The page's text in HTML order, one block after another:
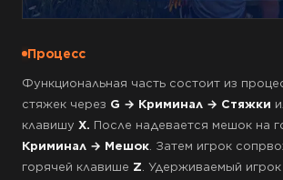
Процесс
Функциональная часть состоит из
стяжек через G → Криминал → Стяжки
клавишу X. После надевается мешок на
Криминал → Мешок. Затем игрок
горячей клавише Z. Удерживаемый